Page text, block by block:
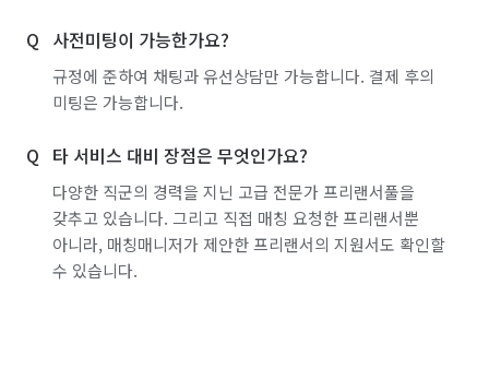
사전미팅이 가능한가요?
규정에 준하여 채팅과 유선상담만 가능합니다. 결제 후의
미팅은 가능합니다.
타 서비스 대비 장점은 무엇인가요?
다양한 직군의 경력을 지닌 고급 전문가 프리랜서풀을
갖추고 있습니다. 그리고 직접 매칭 요청한 프리랜서뿐
아니라, 매칭매니저가 제안한 프리랜서의 지원서도 확인할
수 있습니다.